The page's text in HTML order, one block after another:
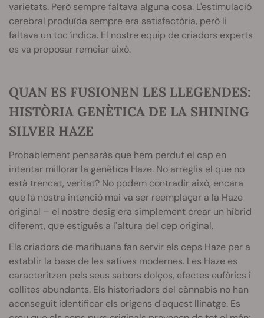
varietats. Però sempre faltava alguna cosa. L'estimulació
cerebral produïda sempre era satisfactòria, però li
faltava un toc índica. El nostre equip de criadors experts
es va proposar remeiar això.
QUAN ES FUSIONEN LES LLEGENDES:
HISTÒRIA GENÈTICA DE LA SHINING
SILVER HAZE
Probablement pensaràs que hem perdut el cap en
intentar millorar la genètica Haze. No arreglis el que no
està trencat, veritat? No podem contradir això, encara
que la nostra intenció mai va ser reemplaçar a la Haze
original – el nostre desig era simplement crear un híbrid
diferent, que estigués a l'altura del cep original.
Els criadors de marihuana fan servir els ceps Haze per a
establir la base de les satives modernes. Les Haze es
caracteritzen pels seus sabors dolços, efectes eufòrics i
collites abundants. Els historiadors del cànnabis no han
aconseguit identificar els orígens d'aquest llinatge. Es